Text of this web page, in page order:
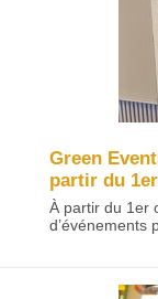
Green
partir du
À partir du 1er
d’événements